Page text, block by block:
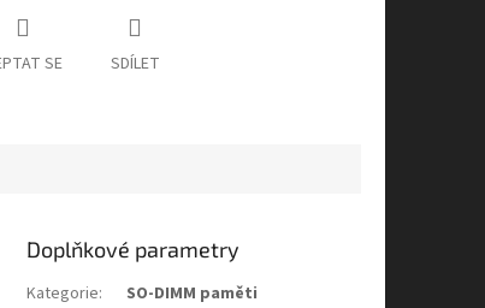
SE SDÍLET
Doplňkové parametry
Kategorie:
SO-DIMM paměti